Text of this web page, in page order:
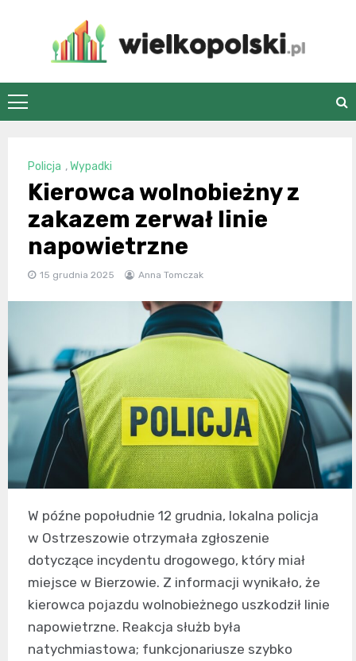
wielkopolski.pl
Policja ,Wypadki
Kierowca wolnobieżny z
zakazem zerwał linie
napowietrzne
15 grudnia 2025 Anna Tomczak
W późne popołudnie 12 grudnia, lokalna policja
w Ostrzeszowie otrzymała zgłoszenie
dotyczące incydentu drogowego, który miał
miejsce w Bierzowie. Z informacji wynikało, że
kierowca pojazdu wolnobieżnego uszkodził linie
napowietrzne. Reakcja służb była
natychmiastowa; funkcjonariusze szybko